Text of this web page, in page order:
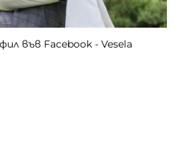
във Facebook - Vesela